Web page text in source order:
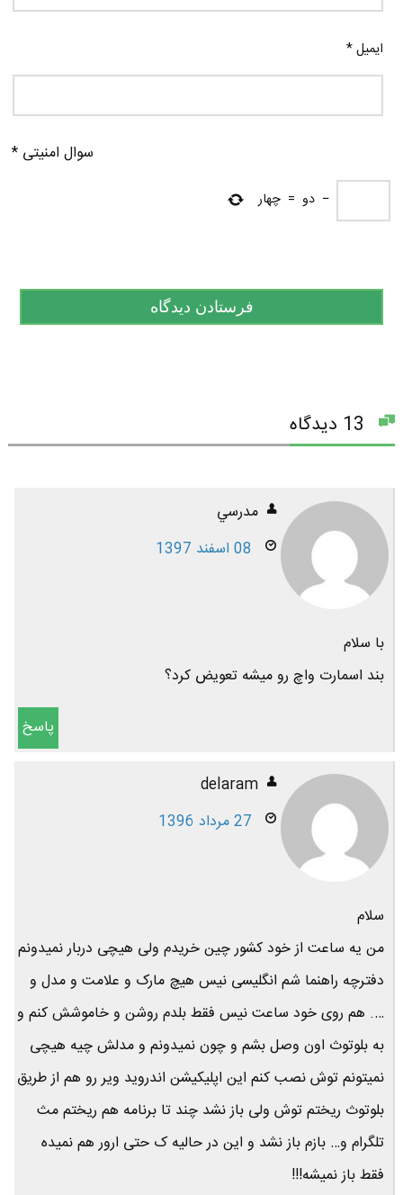
ایمیل*
سوال امنیتی *
− دو = چهار
مدرسي
08 اسفند 1397
با سلام
بند اسمارت واچ رو میشه تعویض کرد؟
پاسخ
delaram
27 مرداد 1396
سلام
من یه ساعت از خود کشور چین خریدم ولی هیچی دربار نمیدونم
دفترچه راهنما شم انگلیسی نیس هیچ مارک و علامت و مدل و
…. هم روی خود ساعت نیس فقط بلدم روشن و خاموشش کنم و
به بلوتوث اون وصل بشم و چون نمیدونم و مدلش چیه هیچی
نمیتونم توش نصب کنم این اپلیکیشن اندروید ویر رو هم از طریق
بلوتوث ریختم توش ولی باز نشد چند تا برنامه هم ریختم مث
تلگرام و… بازم باز نشد و این در حالیه ک حتی ارور هم نمیده
فقط باز نمیشه!!!